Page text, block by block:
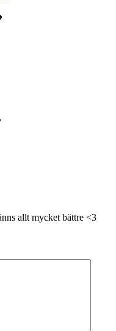
allt mycket bättre <3